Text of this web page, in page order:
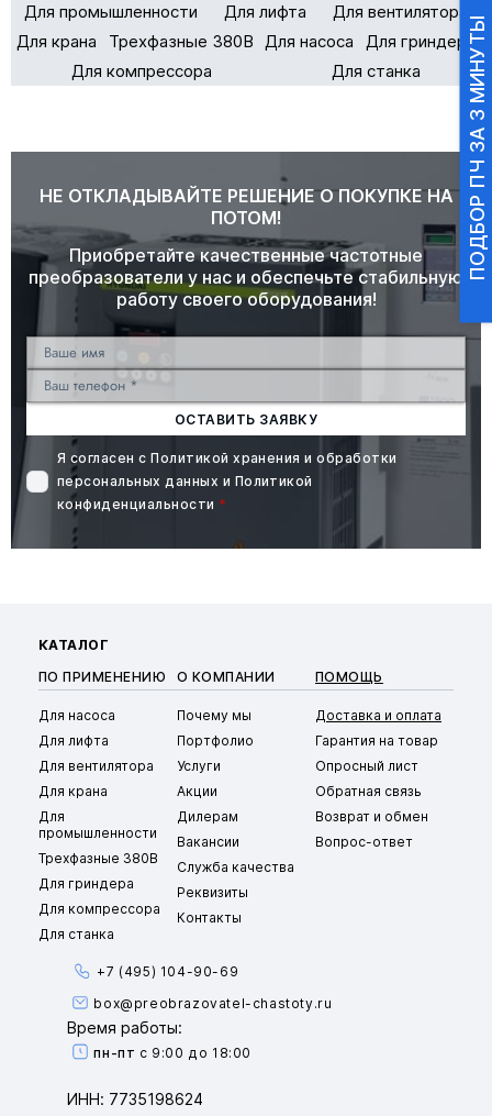
Для промышленности Для лифта
Для вентилятора
Для крана
Трехфазные 380В Для насоса
Для гриндера
Для компрессора
Для станка
НЕ ОТКЛАДЫВАЙТЕ РЕШЕНИЕ О ПОКУПКЕ НА
ПОТОМ!
Приобретайте качественные частотные
преобразователи у нас и обеспечьте стабильную
работу своего оборудования!
ОСТАВИТЬ ЗАЯВКУ
Я согласен сПолитикой хранения и обработки
персональных данных и Политикой
конфиденциальности *
КАТАЛОГ
ПО ПРИМЕНЕНИЮ
Для насоса
Для лифта
Для вентилятора
Для крана
Для
промышленности
Трехфазные 380В
Для гриндера
Для компрессора
Для станка
О КОМПАНИИ
Почему мы
Портфолио
Услуги
Акции
Дилерам
Вакансии
Служба качества
Реквизиты
Контакты
ПОМОЩЬ
Доставка и оплата
Гарантия на товар
Опросный лист
Обратная связь
Возврат и обмен
Вопрос-ответ
+7 (495) 104-90-69
box@preobrazovatel-chastoty.ru
Время работы:
пн-пт с 9:00 до 18:00
ИНН: 7735198624
ПОДБОР ПЧ ЗА 3 МИНУТЫ